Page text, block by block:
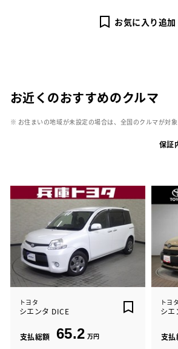
お気に入り追加
お近くのおすすめのクルマ
※ お住まいの地域が未設定の場合は、全国のクルマが対象
保証
トヨタ
シエンタ DICE
支払総額 65.2 万円
トヨタ
シエ
支払